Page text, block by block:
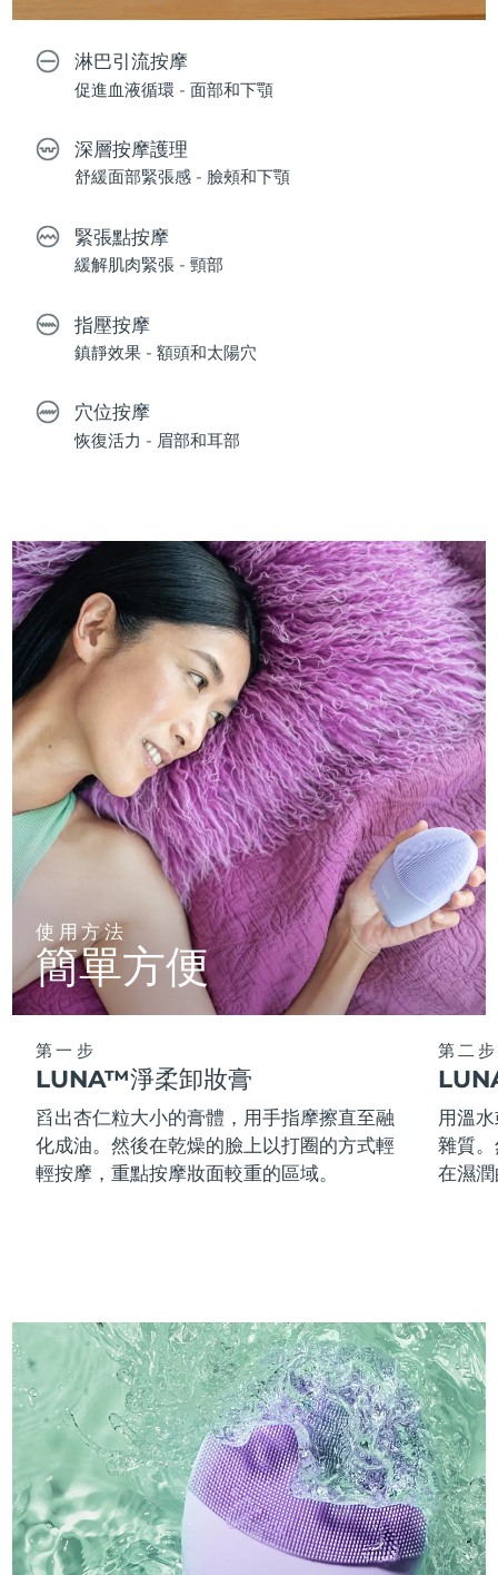
淋巴引流按摩
促進血液循環 - 面部和下顎
深層按摩護理
舒緩面部緊張感 - 臉頰和下顎
緊張點按摩
緩解肌肉緊張 - 頸部
指壓按摩
鎮靜效果 - 額頭和太陽穴
穴位按摩
恢復活力 - 眉部和耳部
使用方法
簡單方便
第一步
LUNA™淨柔卸妝膏
舀出杏仁粒大小的膏體，用手指摩擦直至融
化成油。然後在乾燥的臉上以打圈的方式輕
輕按摩，重點按摩妝面較重的區域。
第二步
用溫
雜質
在濕